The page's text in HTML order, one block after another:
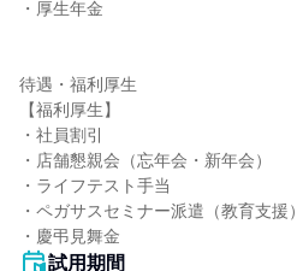
・厚生年金
待遇・福利厚生
【福利厚生】
・社員割引
・店舗懇親会（忘年会・新年会）
・ライフテスト手当
・ペガサスセミナー派遣（教育支援）
・慶弔見舞金
試用期間